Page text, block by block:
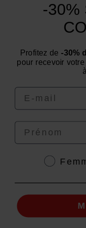
Categorías
¿Necesita
Estamos a su
12:00 y de 14:00 a
© EAFIT 2026 | Pago seguro
-30%
Profitez de -30%
pour recevoir
Email
Prénom
Genre